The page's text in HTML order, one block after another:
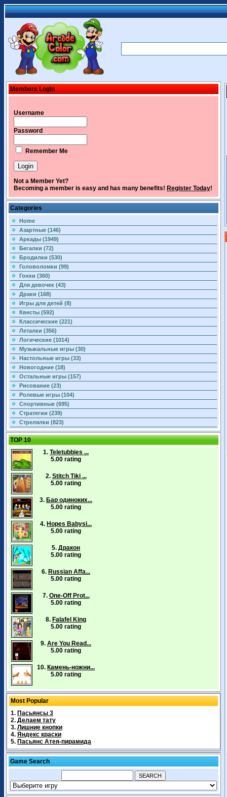
Members Login
Username
Password
Remember Me
Not a Member Yet?
Becoming a member is easy and has many benefits! Register Today!
Categories
Home
Азартные (146)
Аркады (1949)
Бегалки (72)
Бродилки (530)
Головоломки (99)
Гонки (360)
Для девочек (43)
Драки (168)
Игры для детей (8)
Квесты (592)
Классические (221)
Леталки (356)
Логические (1014)
Музыкальные игры (30)
Настольные игры (33)
Новогодние (18)
Остальные игры (157)
Рисование (23)
Ролевые игры (104)
Спортивные (695)
Стратегии (239)
Стрелялки (823)
TOP 10
1. Teletubbies ...
5.00 rating
2. Stitch Tiki ...
5.00 rating
3. Бар одиноких...
5.00 rating
4. Hopes Babysi...
5.00 rating
5. Дракон
5.00 rating
6. Russian Affa...
5.00 rating
7. One-Off Prot...
5.00 rating
8. Falafel King
5.00 rating
9. Are You Read...
5.00 rating
10. Камень-ножни...
5.00 rating
Most Popular
1. Пасьянсы 3
2. Делаем тату
3. Лишние кнопки
4. Яндекс краски
5. Пасьянс Атея-пирамида
Game Search